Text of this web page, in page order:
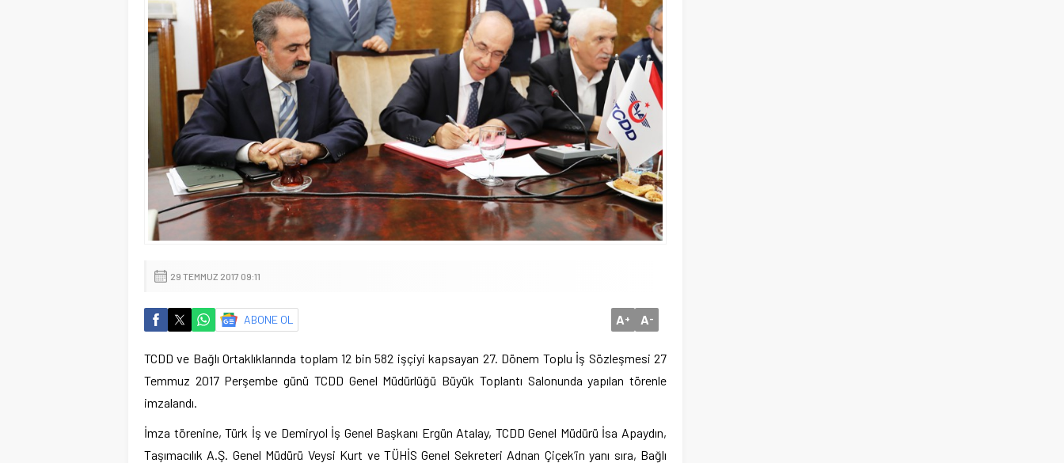
29 TEMMUZ 2017 09:11
ABONE OL A+ A-
TCDD ve Bağlı Ortaklıklarında toplam 12 bin 582 işçiyi kapsayan 27. Dönem Toplu İş Sözleşmesi 27
Temmuz 2017 Perşembe günü TCDD Genel Müdürlüğü Büyük Toplantı Salonunda yapılan törenle
imzalandı.
İmza törenine, Türk İş ve Demiryol İş Genel Başkanı Ergün Atalay, TCDD Genel Müdürü İsa Apaydın,
Taşımacılık A.Ş. Genel Müdürü Veysi Kurt ve TÜHİS Genel Sekreteri Adnan Çiçek’in yanı sıra, Bağlı